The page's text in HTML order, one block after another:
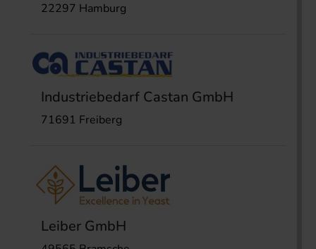
22297 Hamburg
Industriebedarf Castan GmbH
71691 Freiberg
Leiber GmbH